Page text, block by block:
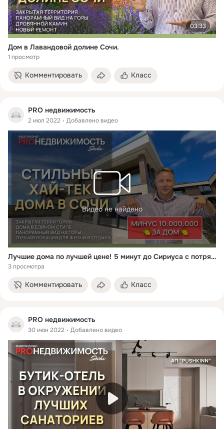
03:33
Дом в Лавандовой долине Сочи.
1 просмотр
Комментировать Класс
PRO недвижимость
2 июл 2022 Добавлено видео
Видео не найдено
Лучшие дома по лучшей цене! 5 минут до Сириуса с потрясающим видом на горы!
3 просмотра
Комментировать Класс
PRO недвижимость
30 июн 2022 Добавлено видео